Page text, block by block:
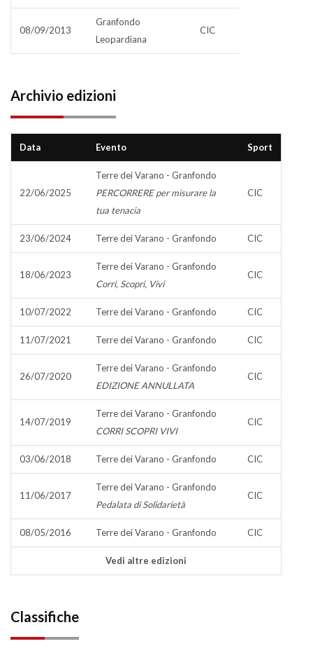
08/09/2013
Granfondo
Leopardiana
CIC
Archivio edizioni
Data Evento Sport
22/06/2025
Terre dei Varano - Granfondo
PERCORRERE per misurare la
tua tenacia
CIC
23/06/2024 Terre dei Varano - Granfondo CIC
18/06/2023
Terre dei Varano - Granfondo
Corri, Scopri, Vivi
CIC
10/07/2022 Terre dei Varano - Granfondo CIC
11/07/2021 Terre dei Varano - Granfondo CIC
26/07/2020
Terre dei Varano - Granfondo
EDIZIONE ANNULLATA
CIC
14/07/2019
Terre dei Varano - Granfondo
CORRI SCOPRI VIVI
CIC
03/06/2018 Terre dei Varano - Granfondo CIC
11/06/2017
Terre dei Varano - Granfondo
Pedalata di Solidarietà
CIC
08/05/2016 Terre dei Varano - Granfondo CIC
Vedi altre edizioni
Classifiche